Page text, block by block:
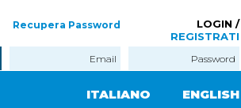
LOGIN /
REGISTRATI
Recupera Password
ENGLISH
ITALIANO